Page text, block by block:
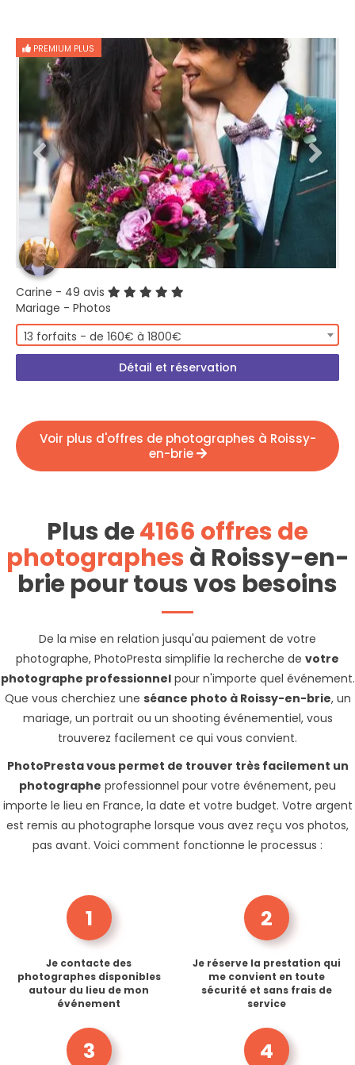
PREMIUM PLUS
Carine - 49 avis
Mariage - Photos
13 forfaits - de 160€ à 1800€
Détail et réservation
Voir plus d'offres de photographes à Roissy-
en-brie
Plus de4166 offres de
photographesà Roissy-en-
brie pour tous vos besoins
De la mise en relation jusqu'au paiement de votre
photographe, PhotoPresta simplifie la recherche de votre
photographe professionnelpour n'importe quel événement.
Que vous cherchiez une séance photo à Roissy-en-brie, un
mariage, un portrait ou un shooting événementiel, vous
trouverez facilement ce qui vous convient.
PhotoPresta vous permet de trouver très facilement un
photographe professionnel pour votre événement, peu
importe le lieu en France, la date et votre budget. Votre argent
est remis au photographe lorsque vous avez reçu vos photos,
pas avant. Voici comment fonctionne le processus :
1
Je contacte des
photographes disponibles
autour du lieu de mon
événement
2
Je réserve la prestation qui
me convient en toute
sécurité et sans frais de
service
3 4